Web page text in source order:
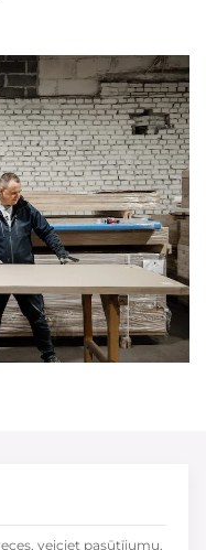
veiciet pasūtījumu,